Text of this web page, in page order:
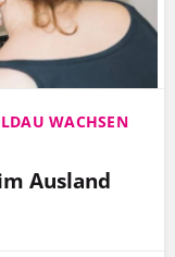
WACHSEN
Ausland